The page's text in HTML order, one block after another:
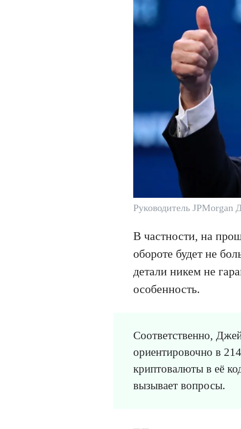
Руководитель
В частности, на
обороте будет не
детали никем не
особенность.
Соответственно,
ориентировочно в
криптовалюты в её
вызывает вопросы.